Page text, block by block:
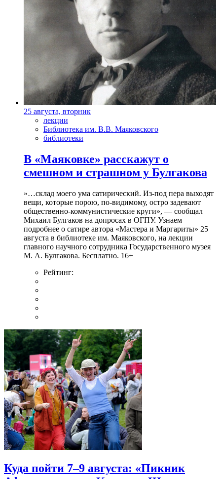
25 августа, вторник
лекции
Библиотека им. В.В. Маяковского
библиотеки
В «Маяковке» расскажут о
смешном и страшном у Булгакова
»…склад моего ума сатирический. Из-под пера выходят
вещи, которые порою, по-видимому, остро задевают
общественно-коммунистические круги», — сообщал
Михаил Булгаков на допросах в ОГПУ. Узнаем
подробнее о сатире автора «Мастера и Маргариты» 25
августа в библиотеке им. Маяковского, на лекции
главного научного сотрудника Государственного музея
М. А. Булгакова. Бесплатно. 16+
Рейтинг:
Куда пойти 7–9 августа: «Пикник